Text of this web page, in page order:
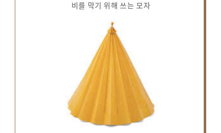
비를 막기 위해 쓰는 모자